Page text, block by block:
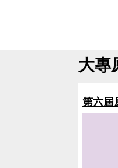
大專
第六屆